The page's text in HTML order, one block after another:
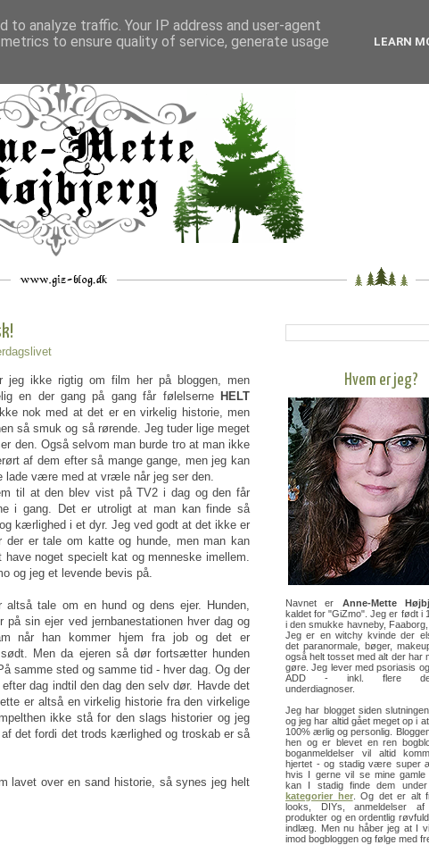
__ __ _ ___
jeg ikke rigtig om film her på bloggen, men
en der gang på gang får følelserne
HELT
nok med at det er en virkelig historie, men
så smuk og så rørende. Jeg tuder lige meget
den. Også selvom man burde tro at man ikke
af dem efter så mange gange, men jeg kan
lade være med at vræle når jeg ser den.
til at den blev vist på TV2 i dag og den får
i gang. Det er utroligt at man kan finde så
kærlighed i et dyr. Jeg ved godt at det ikke er
der er tale om katte og hunde, men man kan
have noget specielt kat og menneske imellem.
og jeg et levende bevis på.
altså tale om en hund og dens ejer. Hunden,
på sin ejer ved jernbanestationen hver dag og
når han kommer hjem fra job og det er
Men da ejeren så dør fortsætter hunden
samme sted og samme tid - hver dag. Og der
dag indtil den dag den selv dør. Havde det
er altså en virkelig historie fra den virkelige
ikke stå for den slags historier og jeg
det fordi det trods kærlighed og troskab er så
lavet over en sand historie, så synes jeg helt
Hvem er jeg?
Navnet er Anne-Mette
kaldet for "GiZmo". Jeg er født i
i den smukke havneby, Faaborg,
Jeg er en witchy kvinde der
det paranormale, bøger,
også helt tosset med alt der har
gøre. Jeg lever med psoriasis
ADD - inkl. flere
underdiagnoser.
Jeg har blogget siden
og jeg har altid gået meget op i
100% ærlig og personlig.
hen og er blevet en ren
boganmeldelser vil altid
hjertet - og stadig være super
hvis I gerne vil se mine
kan I stadig finde dem under
kategorier her. Og det er alt
looks, DIYs, anmeldelser af
produkter og en ordentlig
indlæg. Men nu håber jeg at I
imod bogbloggen og følge med
analyze traffic. Your IP address and user-agent
to ensure quality of service, generate usage
LEARN